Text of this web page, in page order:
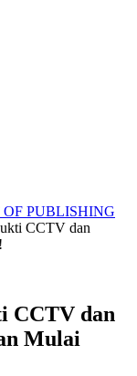
PUBLISHING
CCTV dan
CCTV dan
Mulai